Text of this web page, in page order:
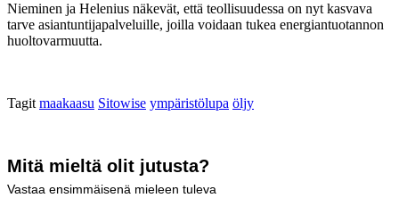
Nieminen ja Helenius näkevät, että teollisuudessa on nyt kasvava
tarve asiantuntijapalveluille, joilla voidaan tukea energiantuotannon
huoltovarmuutta.
Tagit maakaasu Sitowise ympäristölupa öljy
Mitä mieltä olit jutusta?
Vastaa ensimmäisenä mieleen tuleva